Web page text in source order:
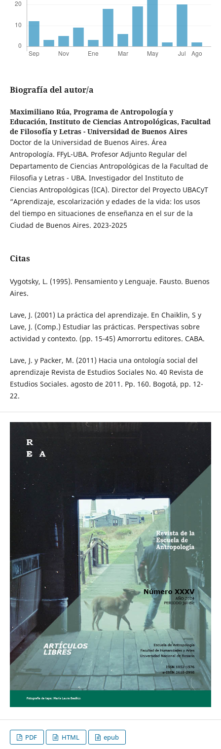
Biografía del autor/a
Maximiliano Rúa, Programa de Antropología y
Educación, Instituto de Ciencias Antropológicas, Facultad
de Filosofía y Letras - Universidad de Buenos Aires
Doctor de la Universidad de Buenos Aires. Área
Antropología. FFyL-UBA. Profesor Adjunto Regular del
Departamento de Ciencias Antropológicas de la Facultad de
Filosofia y Letras - UBA. Investigador del Instituto de
Ciencias Antropológicas (ICA). Director del Proyecto UBACyT
“Aprendizaje, escolarización y edades de la vida: los usos
del tiempo en situaciones de enseñanza en el sur de la
Ciudad de Buenos Aires. 2023-2025
Citas
Vygotsky, L. (1995). Pensamiento y Lenguaje. Fausto. Buenos
Aires.
Lave, J. (2001) La práctica del aprendizaje. En Chaiklin, S y
Lave, J. (Comp.) Estudiar las prácticas. Perspectivas sobre
actividad y contexto. (pp. 15-45) Amorrortu editores. CABA.
Lave, J. y Packer, M. (2011) Hacia una ontología social del
aprendizaje Revista de Estudios Sociales No. 40 Revista de
Estudios Sociales. agosto de 2011. Pp. 160. Bogotá, pp. 12-
22.
PDF HTML epub